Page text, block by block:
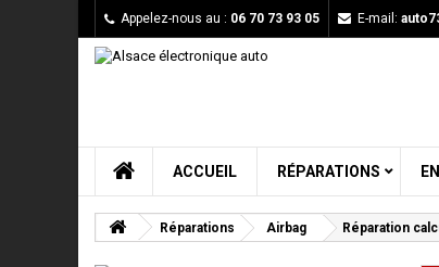
Appelez-nous au : 06 70 73 93 05 E-mail:
ACCUEIL RÉPARATIONS
Réparations Airbag Réparation